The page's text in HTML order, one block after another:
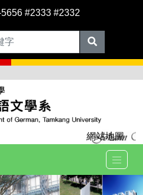
#2333 #2332
網站地圖